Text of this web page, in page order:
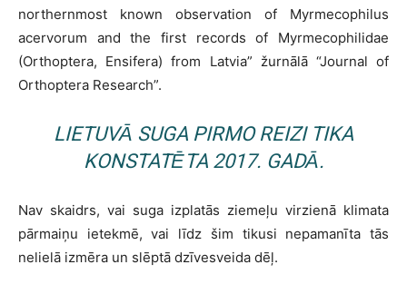
northernmost known observation of Myrmecophilus
acervorum and the first records of Myrmecophilidae
(Orthoptera, Ensifera) from Latvia” žurnālā “Journal of
Orthoptera Research”.
LIETUVĀ SUGA PIRMO REIZI TIKA
KONSTATĒTA 2017. GADĀ.
Nav skaidrs, vai suga izplatās ziemeļu virzienā klimata
pārmaiņu ietekmē, vai līdz šim tikusi nepamanīta tās
nelielā izmēra un slēptā dzīvesveida dēļ.